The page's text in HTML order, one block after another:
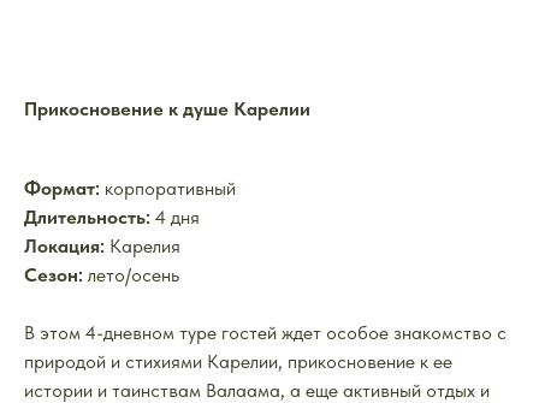
Прикосновение к душе Карелии
Формат: корпоративный
Длительность: 4 дня
Локация: Карелия
Сезон: лето/осень
В этом 4-дневном туре гостей ждет особое знакомство с
природой и стихиями Карелии, прикосновение к ее
истории и таинствам Валаама, а еще активный отдых и